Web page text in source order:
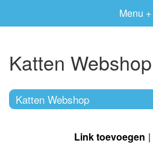
Menu +
Katten Webshop
Katten Webshop
Link toevoegen